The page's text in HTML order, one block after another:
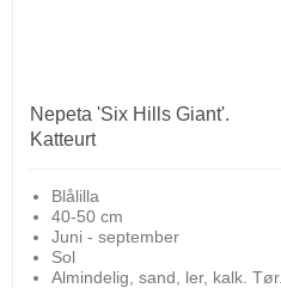
Nepeta 'Six Hills Giant'.
Katteurt
Blålilla
40-50 cm
Juni - september
Sol
Almindelig, sand, ler, kalk. Tør.